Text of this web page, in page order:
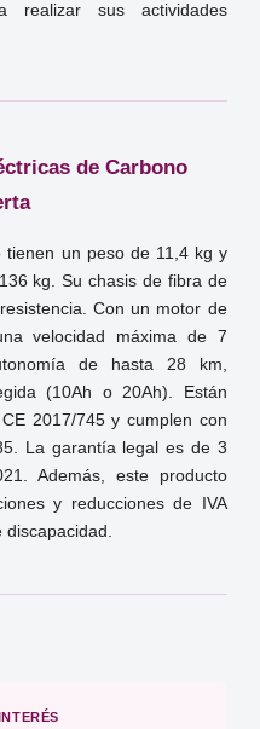
realizar sus actividades
de Carbono
tienen un peso de 11,4 kg y
kg. Su chasis de fibra de
Con un motor de
velocidad máxima de 7
de hasta 28 km,
(10Ah o 20Ah). Están
2017/745 y cumplen con
La garantía legal es de 3
Además, este producto
y reducciones de IVA
discapacidad.